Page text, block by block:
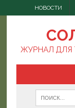
НОВОСТИ
ЖУРНАЛ ДЛЯ